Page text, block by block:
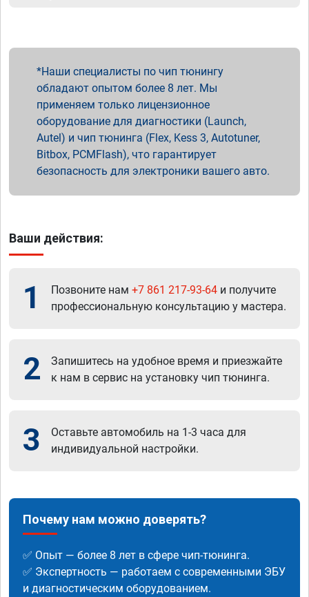
Наши специалисты по чип тюнингу
обладают опытом более 8 лет. Мы
применяем только лицензионное
оборудование для диагностики (Launch,
Autel) и чип тюнинга (Flex, Kess 3, Autotuner,
Bitbox, PCMFlash), что гарантирует
безопасность для электроники вашего авто.
Ваши действия:
1 Позвоните нам +7 861 217-93-64 и получите
профессиональную консультацию у мастера.
2
Запишитесь на удобное время и приезжайте
к нам в сервис на установку чип тюнинга.
3
Оставьте автомобиль на 1-3 часа для
индивидуальной настройки.
Почему нам можно доверять?
✅ Опыт — более 8 лет в сфере чип-тюнинга.
✅ Экспертность — работаем с современными ЭБУ
и диагностическим оборудованием.